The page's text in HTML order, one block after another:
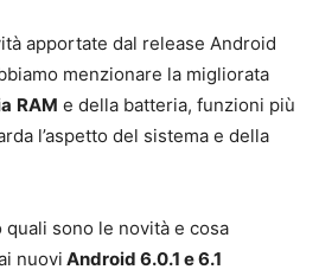
apportate dal release Android
menzionare la migliorata
RAM e della batteria, funzioni più
l’aspetto del sistema e della
sono le novità e cosa
nuovi Android 6.0.1 e 6.1